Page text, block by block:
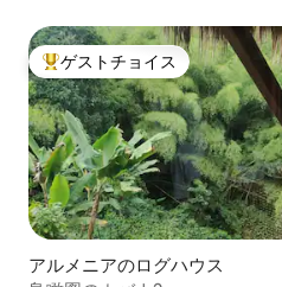
大好評のゲストチョイスです。
ゲストチョイス
アルメニアのログハウス